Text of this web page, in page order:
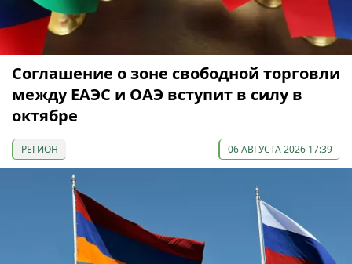
Соглашение о зоне свободной торговли
между ЕАЭС и ОАЭ вступит в силу в
октябре
РЕГИОН 06 АВГУСТА 2026 17:39